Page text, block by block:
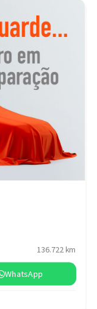
136.722 km
WhatsApp